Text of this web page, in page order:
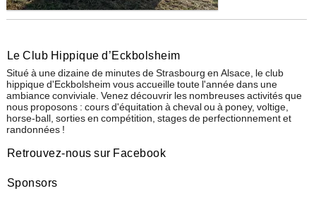
Le Club Hippique d’Eckbolsheim
Situé à une dizaine de minutes de Strasbourg en Alsace, le club
hippique d'Eckbolsheim vous accueille toute l'année dans une
ambiance conviviale. Venez découvrir les nombreuses activités que
nous proposons : cours d'équitation à cheval ou à poney, voltige,
horse-ball, sorties en compétition, stages de perfectionnement et
randonnées !
Retrouvez-nous sur Facebook
Sponsors